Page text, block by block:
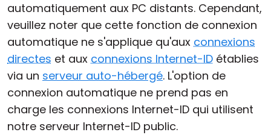
automatiquement aux PC distants. Cependant,
veuillez noter que cette fonction de connexion
automatique ne s'applique qu'aux connexions
directes et aux connexions Internet-ID établies
via un serveur auto-hébergé. L'option de
connexion automatique ne prend pas en
charge les connexions Internet-ID qui utilisent
notre serveur Internet-ID public.